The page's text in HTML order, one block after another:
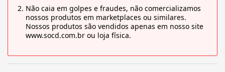
Não caia em golpes e fraudes, não comercializamos
nossos produtos em marketplaces ou similares.
Nossos produtos são vendidos apenas em nosso site
www.socd.com.br ou loja física.